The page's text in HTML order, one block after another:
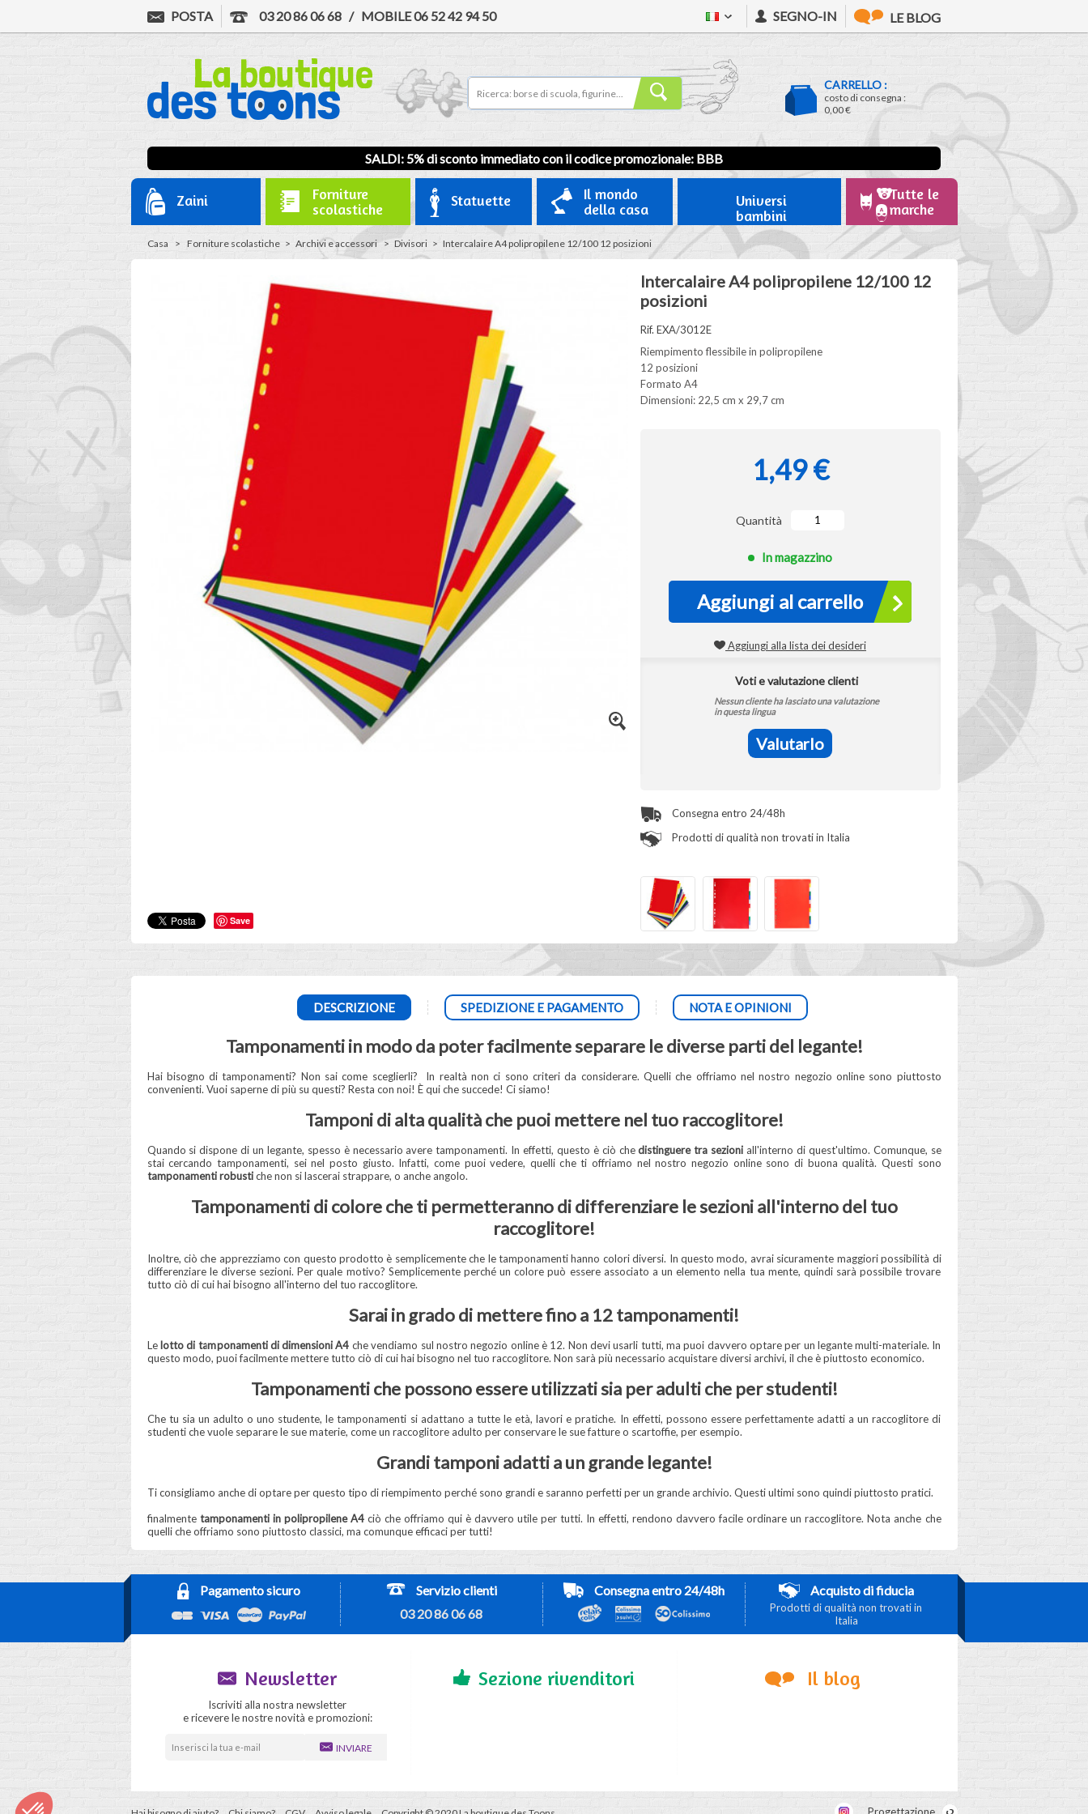
POSTA 03 20 86 06 68 / MOBILE06 52 42 94 50 SEGNO-IN LE BLOG
CARRELLO :
costo di consegna :
0,00 €
SALDI: 5% di sconto immediato con il codice promozionale: BBB
Zaini
Forniture
scolastiche
Statuette
Il mondo
della casa
Universi
bambini
Tutte le
marche
Casa > Forniture scolastiche > Archivi e accessori > Divisori > Intercalaire A4 polipropilene 12/100 12 posizioni
Save
Intercalaire A4 polipropilene 12/100 12
posizioni
Rif. EXA/3012E
Riempimento flessibile in polipropilene
12 posizioni
Formato A4
Dimensioni: 22,5 cm x 29,7 cm
1,49 €
Quantità
In magazzino
Aggiungi al carrello
Aggiungi alla lista dei desideri
Voti e valutazione clienti
Nessun cliente ha lasciato una valutazione
in questa lingua
Valutarlo
Consegna entro 24/48h
Prodotti di qualità non trovati in Italia
DESCRIZIONE SPEDIZIONE E PAGAMENTO NOTA E OPINIONI
Tamponamenti in modo da poter facilmente separare le diverse parti del legante!
Hai bisogno di tamponamenti? Non sai come sceglierli?
In realtà non ci sono criteri da considerare. Quelli che offriamo nel nostro negozio online sono piuttosto
convenienti. Vuoi saperne di più su questi? Resta con noi! È qui che succede! Ci siamo!
Tamponi di alta qualità che puoi mettere nel tuo raccoglitore!
Quando si dispone di un legante, spesso è necessario avere tamponamenti. In effetti, questo è ciò chedistinguere tra sezioni all'interno di quest'ultimo. Comunque, se
stai cercando tamponamenti, sei nel posto giusto. Infatti, come puoi vedere, quelli che ti offriamo nel nostro negozio online sono di buona qualità. Questi sono
tamponamenti robustiche non si lascerai strappare, o anche angolo.
Tamponamenti di colore che ti permetteranno di differenziare le sezioni all'interno del tuo
raccoglitore!
Inoltre, ciò che apprezziamo con questo prodotto è semplicemente che le tamponamenti hanno colori diversi. In questo modo, avrai sicuramente maggiori possibilità di
differenziare le diverse sezioni. Per quale motivo? Semplicemente perché un colore può essere associato a un elemento nella tua mente, quindi sarà possibile trovare
tutto ciò di cui hai bisogno all'interno del tuo raccoglitore.
Sarai in grado di mettere fino a 12 tamponamenti!
Lelotto di tamponamenti di dimensioni A4 che vendiamo sul nostro negozio online è 12. Non devi usarli tutti, ma puoi davvero optare per un legante multi-materiale. In
questo modo, puoi facilmente mettere tutto ciò di cui hai bisogno nel tuo raccoglitore. Non sarà più necessario acquistare diversi archivi, il che è piuttosto economico.
Tamponamenti che possono essere utilizzati sia per adulti che per studenti!
Che tu sia un adulto o uno studente, le tamponamenti si adattano a tutte le età, lavori e pratiche. In effetti, possono essere perfettamente adatti a un raccoglitore di
studenti che vuole separare le sue materie, come un raccoglitore adulto per conservare le sue fatture o scartoffie, per esempio.
Grandi tamponi adatti a un grande legante!
Ti consigliamo anche di optare per questo tipo di riempimento perché sono grandi e saranno perfetti per un grande archivio. Questi ultimi sono quindi piuttosto pratici.
finalmente tamponamenti in polipropilene A4ciò che offriamo qui è davvero utile per tutti. In effetti, rendono davvero facile ordinare un raccoglitore. Nota anche che
quelli che offriamo sono piuttosto classici, ma comunque efficaci per tutti!
Pagamento sicuro
Servizio clienti
03 20 86 06 68
Consegna entro 24/48h Acquisto di fiducia
Prodotti di qualità non trovati in
Italia
Newsletter
Iscriviti alla nostra newsletter
e ricevere le nostre novità e promozioni:
INVIARE
Sezione rivenditori Il blog